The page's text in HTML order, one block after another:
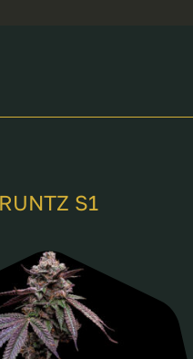
RUNTZ S1